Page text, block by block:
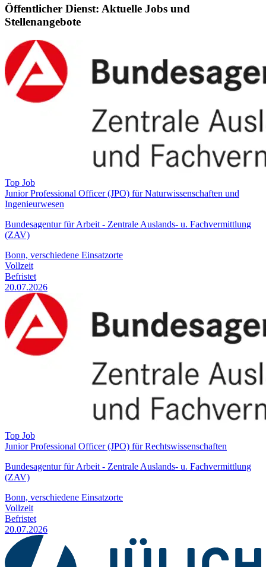
Öffentlicher Dienst: Aktuelle Jobs und
Stellenangebote
Top Job
Junior Professional Officer (JPO) für Naturwissenschaften und
Ingenieurwesen
Bundesagentur für Arbeit - Zentrale Auslands- u. Fachvermittlung
(ZAV)
Bonn, verschiedene Einsatzorte
Vollzeit
Befristet
20.07.2026
Top Job
Junior Professional Officer (JPO) für Rechtswissenschaften
Bundesagentur für Arbeit - Zentrale Auslands- u. Fachvermittlung
(ZAV)
Bonn, verschiedene Einsatzorte
Vollzeit
Befristet
20.07.2026